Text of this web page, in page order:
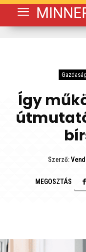
Így
Szerző:
MEGOSZTÁS